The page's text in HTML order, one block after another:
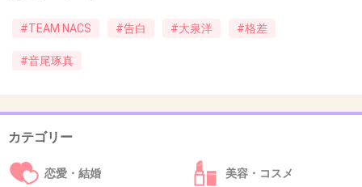
38. 匿名 2018/05/20(日) 01:24:31
+314 -3
39. 匿名 2018/05/20(日) 01:24:57
#TEAM NACS #告白 #大泉洋 #格差
#音尾琢真
カテゴリー
恋愛・結婚 美容・コスメ